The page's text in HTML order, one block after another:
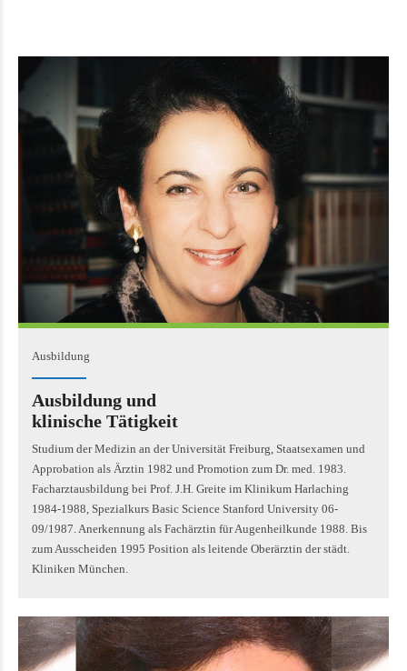
Ausbildung
Ausbildung und
klinische Tätigkeit
Studium der Medizin an der Universität Freiburg, Staatsexamen und
Approbation als Ärztin 1982 und Promotion zum Dr. med. 1983.
Facharztausbildung bei Prof. J.H. Greite im Klinikum Harlaching
1984-1988, Spezialkurs Basic Science Stanford University 06-
09/1987. Anerkennung als Fachärztin für Augenheilkunde 1988. Bis
zum Ausscheiden 1995 Position als leitende Oberärztin der städt.
Kliniken München.